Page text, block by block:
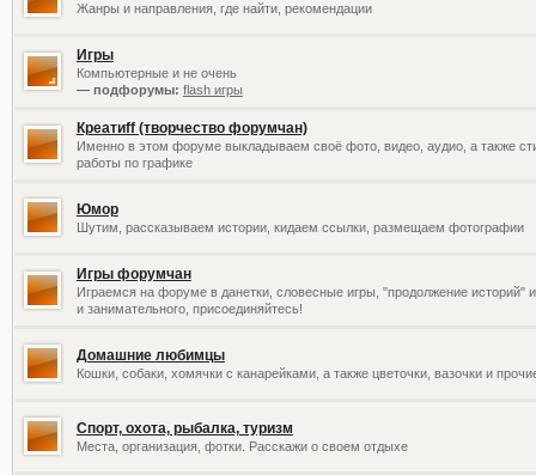
Жанры и направления, где найти, рекомендации
Игры
Компьютерные и не очень
— подфорумы: flash игры
Креатиff (творчество форумчан)
Именно в этом форуме выкладываем своё фото, видео, аудио, а также
работы по графике
Юмор
Шутим, рассказываем истории, кидаем ссылки, размещаем фотографии
Игры форумчан
Играемся на форуме в данетки, словесные игры, "продолжение историй"
и занимательного, присоединяйтесь!
Домашние любимцы
Кошки, собаки, хомячки с канарейками, а также цветочки, вазочки и
Спорт, охота, рыбалка, туризм
Места, организация, фотки. Расскажи о своем отдыхе